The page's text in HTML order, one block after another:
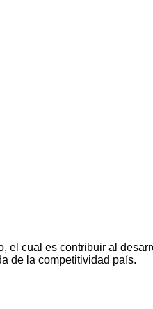
el cual es contribuir al
de la competitividad país.